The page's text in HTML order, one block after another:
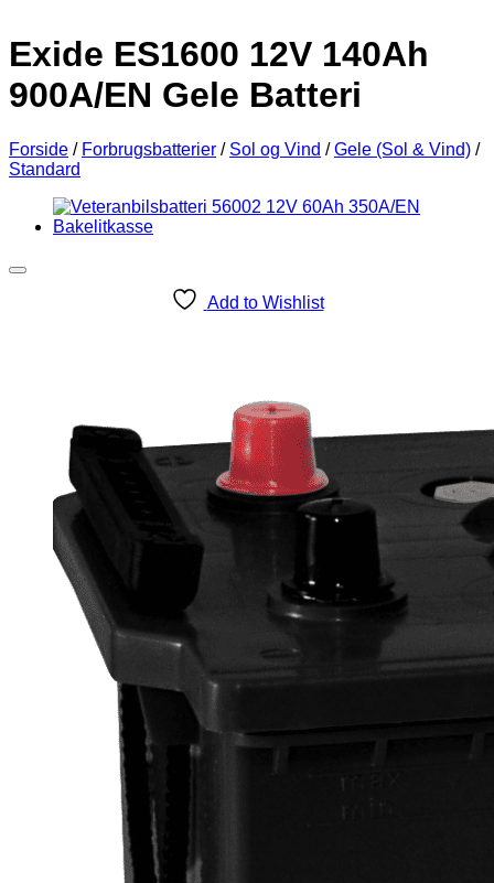
Exide ES1600 12V 140Ah
900A/EN Gele Batteri
Forside / Forbrugsbatterier / Sol og Vind / Gele (Sol & Vind) /
Standard
Add to Wishlist